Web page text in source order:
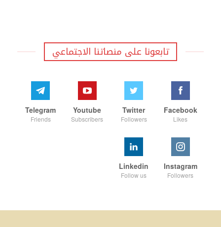
تابعونا على منصاتنا الاجتماعي
Facebook
Likes
Twitter
Followers
Youtube
Subscribers
Telegram
Friends
Instagram
Followers
Linkedin
Follow us